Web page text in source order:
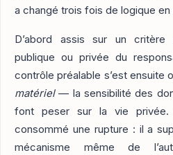
a changé trois fois de logique en
D’abord assis sur un critère
publique ou privée du
contrôle préalable s’est ensuite
matériel— la sensibilité des
font peser sur la vie privée.
consommé une rupture : il a
mécanisme même de